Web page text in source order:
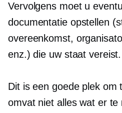
Vervolgens moet u
documentatie opstellen
overeenkomst,
enz.) die uw staat vereist.
Dit is een goede plek om
omvat niet alles wat er